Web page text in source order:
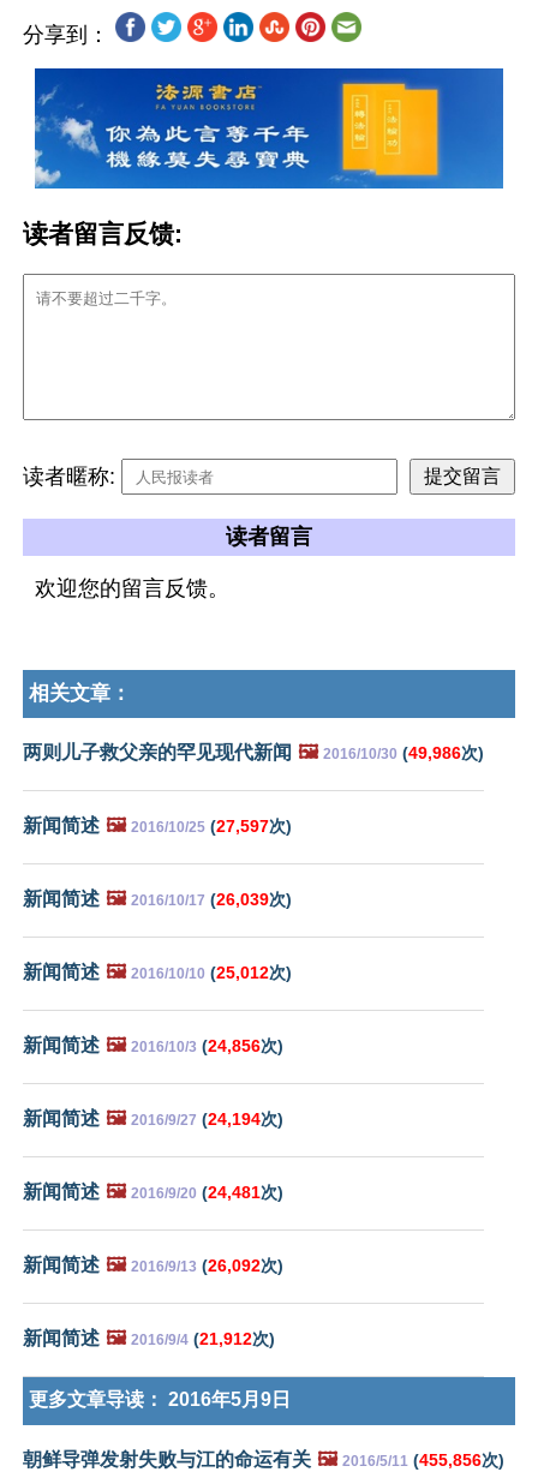
分享到：
读者留言反馈:
读者暱称:
读者留言
欢迎您的留言反馈。
相关文章：
两则儿子救父亲的罕见现代新闻 🖼️ 2016/10/30 (49,986次)
新闻简述 🖼️ 2016/10/25 (27,597次)
新闻简述 🖼️ 2016/10/17 (26,039次)
新闻简述 🖼️ 2016/10/10 (25,012次)
新闻简述 🖼️ 2016/10/3 (24,856次)
新闻简述 🖼️ 2016/9/27 (24,194次)
新闻简述 🖼️ 2016/9/20 (24,481次)
新闻简述 🖼️ 2016/9/13 (26,092次)
新闻简述 🖼️ 2016/9/4 (21,912次)
更多文章导读： 2016年5月9日
朝鲜导弹发射失败与江的命运有关 🖼️ 2016/5/11 (455,856次)